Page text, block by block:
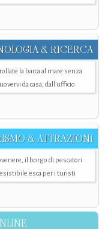
& RICERCA
la barca al mare senza
da casa, dall’ufficio
& ATTRAZIONI
il borgo di pescatori
esca per i turisti